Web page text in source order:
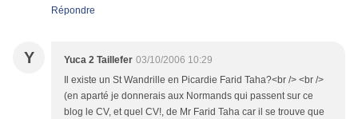
Répondre
Y Yuca 2 Taillefer 03/10/2006 10:29
Il existe un St Wandrille en Picardie Farid Taha?<br /> <br />
(en aparté je donnerais aux Normands qui passent sur ce
blog le CV, et quel CV!, de Mr Farid Taha car il se trouve que